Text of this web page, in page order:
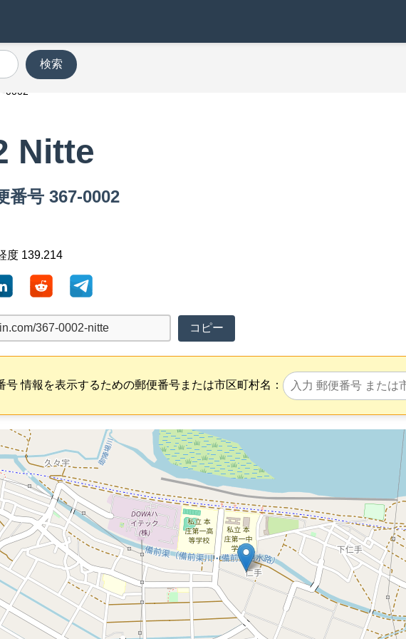
検索
0002
Nitte
番号 367-0002
度 139.214
コピー
号 情報を表示するための郵便番号または市区町村名：